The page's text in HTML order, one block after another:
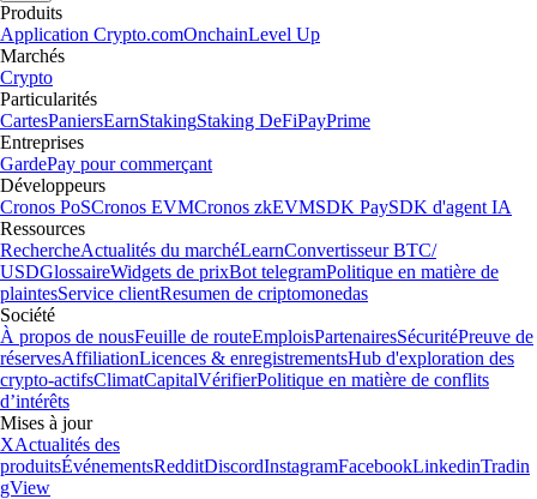
Produits
Application Crypto.comOnchainLevel Up
Marchés
Crypto
Particularités
CartesPaniersEarnStakingStaking DeFiPayPrime
Entreprises
GardePay pour commerçant
Développeurs
Cronos PoSCronos EVMCronos zkEVMSDK PaySDK d'agent IA
Ressources
RechercheActualités du marchéLearnConvertisseur BTC/
USDGlossaireWidgets de prixBot telegramPolitique en matière de
plaintesService clientResumen de criptomonedas
Société
À propos de nousFeuille de routeEmploisPartenairesSécuritéPreuve de
réservesAffiliationLicences & enregistrementsHub d'exploration des
crypto-actifsClimatCapitalVérifierPolitique en matière de conflits
d’intérêts
Mises à jour
XActualités des
produitsÉvénementsRedditDiscordInstagramFacebookLinkedinTradin
gView